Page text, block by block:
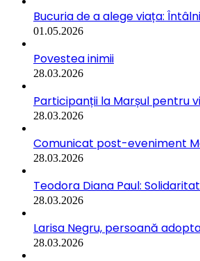
Bucuria de a alege viața:
01.05.2026
Povestea inimii
28.03.2026
Participanții la Marșul pentru
28.03.2026
Comunicat post-eveniment
28.03.2026
Teodora Diana Paul:
28.03.2026
Larisa Negru, persoană
28.03.2026